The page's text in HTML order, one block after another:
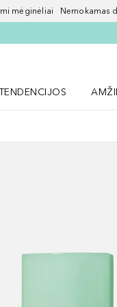
mėginėliai Nemokamas